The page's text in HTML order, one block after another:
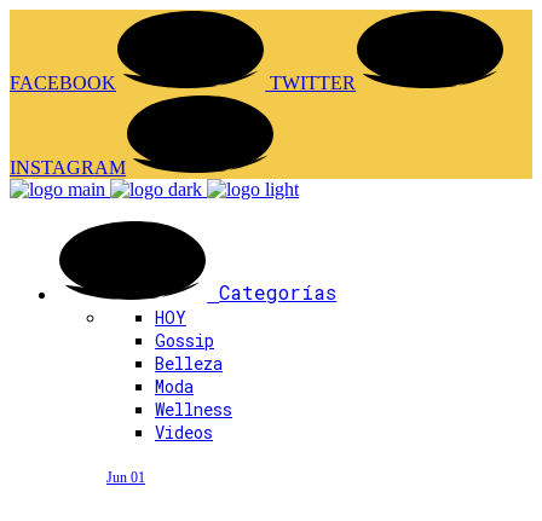
FACEBOOK TWITTER
INSTAGRAM
Categorías
HOY
Gossip
Belleza
Moda
Wellness
Videos
Jun 01